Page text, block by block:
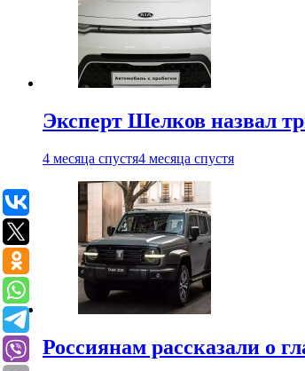
Эксперт Шелков назвал
4 месяца спустя4 месяца спустя
Россиянам рассказали о